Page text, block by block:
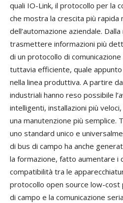
quali IO-Link, il protocollo per la
che mostra la crescita più rapida
dell’automazione aziendale.
trasmettere informazioni più
di un protocollo di
tuttavia efficiente, quale
nella linea produttiva. A partire
industriali hanno reso possibile
intelligenti, installazioni più
una manutenzione più semplice.
uno standard unico e
di bus di campo ha anche
la formazione, fatto aumentare i
compatibilità tra le
protocollo open source low-cost
di campo e la comunicazione